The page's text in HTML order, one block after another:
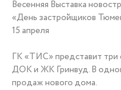
Пресс-центр
Как купить?
+7
Весенняя Выставка
«День застройщиков
15 апреля
ГК «ТИС» представит три
ДОК и ЖК Гринвуд. В
продаж нового дома.